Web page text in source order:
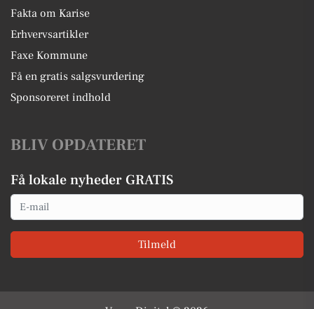
Fakta om Karise
Erhvervsartikler
Faxe Kommune
Få en gratis salgsvurdering
Sponsoreret indhold
BLIV OPDATERET
Få lokale nyheder GRATIS
Email
Tilmeld